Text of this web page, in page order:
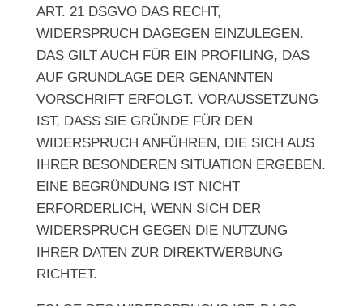
ART. 21 DSGVO DAS RECHT,
WIDERSPRUCH DAGEGEN EINZULEGEN.
DAS GILT AUCH FÜR EIN PROFILING, DAS
AUF GRUNDLAGE DER GENANNTEN
VORSCHRIFT ERFOLGT. VORAUSSETZUNG
IST, DASS SIE GRÜNDE FÜR DEN
WIDERSPRUCH ANFÜHREN, DIE SICH AUS
IHRER BESONDEREN SITUATION ERGEBEN.
EINE BEGRÜNDUNG IST NICHT
ERFORDERLICH, WENN SICH DER
WIDERSPRUCH GEGEN DIE NUTZUNG
IHRER DATEN ZUR DIREKTWERBUNG
RICHTET.